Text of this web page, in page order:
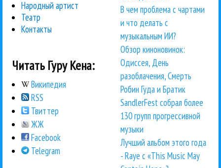
Народный артист
Театр
Контакты
Читать Гуру Кена:
Википедия
RSS
Твиттер
ЖЖ
Facebook
Telegram
В чем проблема с чартами
и что делать с
музыкальным ИИ?
Обзор киноновинок:
Одиссея, День
разоблачения, Смерть
Робин Гуда и Братик
SandlerFest собрал более
130 групп прогрессивной
музыки
Лучший альбом этого года
- Raye с «This Music May